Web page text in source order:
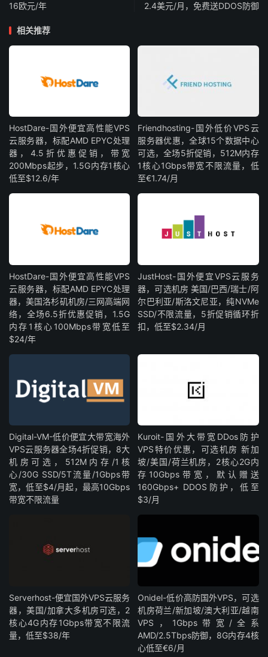
16欧元/年
2.4美元/月，免费送DDOS防御
相关推荐
HostDare-国外便宜高性能VPS
云服务器，标配AMD EPYC处理
器，4.5折优惠促销，带宽
200Mbps起步，1.5G内存1核心
低至$12.6/年
Friendhosting-国外低价VPS云
服务器优惠，全球15个数据中心
可选，全场5折促销，512M内存
1核心1Gbps带宽不限流量，低
至€1.74/月
HostDare-国外便宜高性能VPS
云服务器，标配AMD EPYC处理
器，美国洛杉矶机房/三网高端网
络，全场6.5折优惠促销，1.5G
内存1核心100Mbps带宽低至
$24/年
JustHost-国外便宜VPS云服务
器，可选机房 美国/巴西/瑞士/阿
尔巴利亚/斯洛文尼亚，纯NVMe
SSD/不限流量，5折促销循环折
扣，低至$2.34/月
Digital-VM-低价便宜大带宽海外
VPS云服务器全场4折促销，8大
机房可选，512M内存/1核
心/30G SSD/5T流量/1Gbps带
宽，低至$4/月起，最高10Gbps
带宽不限流量
Kuroit-国外大带宽DDos防护
VPS特价优惠，可选机房 新加
坡/美国/荷兰机房，2核心2G内
存10Gbps带宽，默认赠送
160Gbps+ DDOS防护，低至
$3/月
Serverhost-便宜国外VPS云服务
器，美国/加拿大多机房可选，2
核心4G内存1Gbps带宽不限流
量，低至$38/年
Onidel-低价高防国外VPS，可选
机房荷兰/新加坡/澳大利亚/越南
VPS，1Gbps带宽/全系
AMD/2.5Tbps防御，8G内存4核
心低至€6/月